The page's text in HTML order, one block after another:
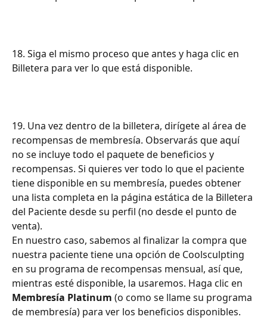
18. Siga el mismo proceso que antes y haga clic en
Billetera para ver lo que está disponible.
19. Una vez dentro de la billetera, dirígete al área de
recompensas de membresía. Observarás que aquí
no se incluye todo el paquete de beneficios y
recompensas. Si quieres ver todo lo que el paciente
tiene disponible en su membresía, puedes obtener
una lista completa en la página estática de la Billetera
del Paciente desde su perfil (no desde el punto de
venta).
En nuestro caso, sabemos al finalizar la compra que
nuestra paciente tiene una opción de Coolsculpting
en su programa de recompensas mensual, así que,
mientras esté disponible, la usaremos. Haga clic en
Membresía Platinum (o como se llame su programa
de membresía) para ver los beneficios disponibles.